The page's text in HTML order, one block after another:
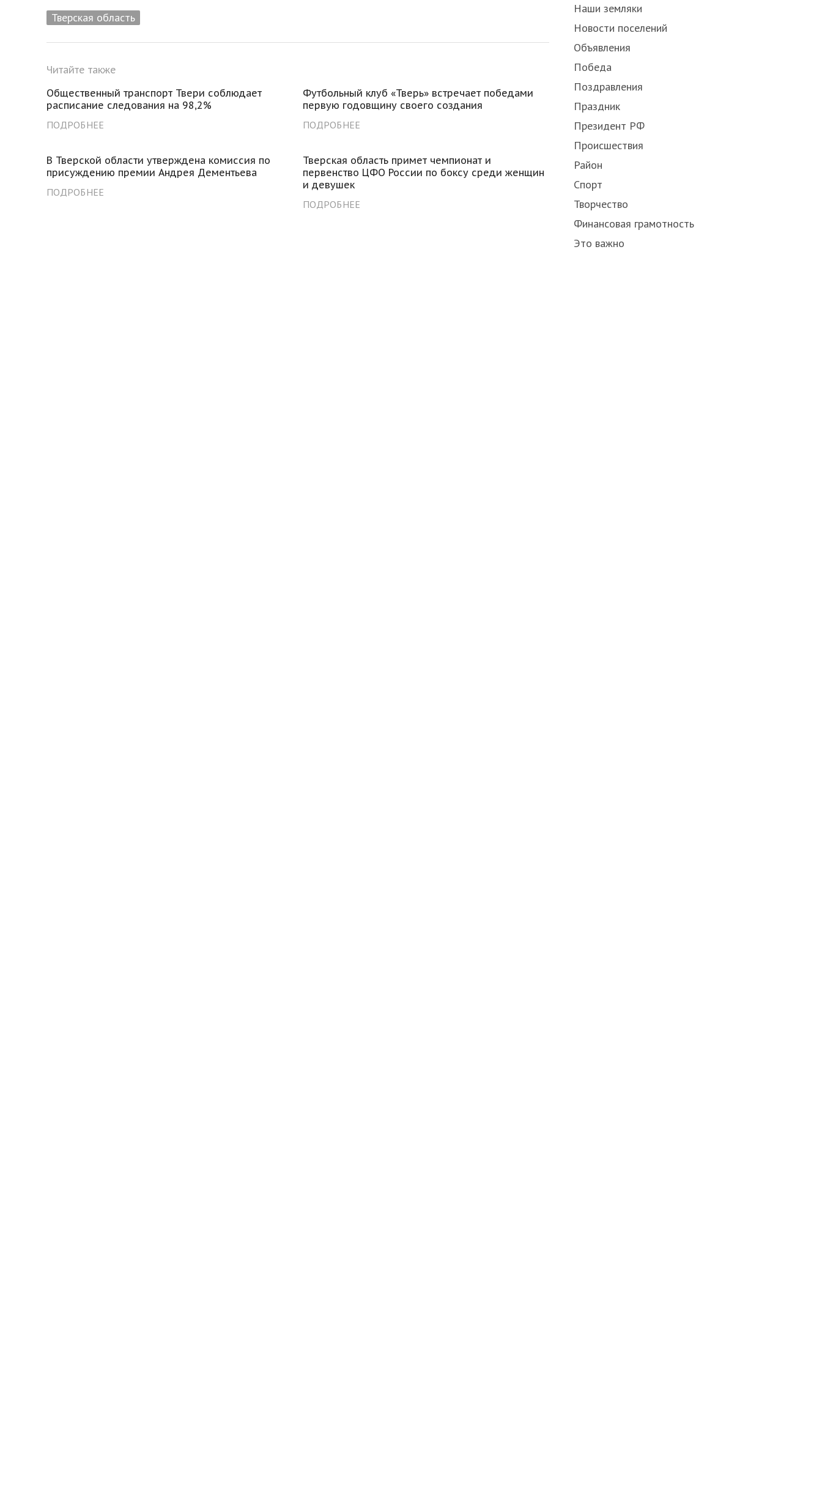
Тверская область
Читайте также
Общественный транспорт Твери соблюдает
расписание следования на 98,2%
ПОДРОБНЕЕ
Футбольный клуб «Тверь» встречает победами
первую годовщину своего создания
ПОДРОБНЕЕ
В Тверской области утверждена комиссия по
присуждению премии Андрея Дементьева
ПОДРОБНЕЕ
Тверская область примет чемпионат и
первенство ЦФО России по боксу среди женщин
и девушек
ПОДРОБНЕЕ
Наши земляки
Новости поселений
Объявления
Победа
Поздравления
Праздник
Президент РФ
Происшествия
Район
Спорт
Творчество
Финансовая грамотность
Это важно